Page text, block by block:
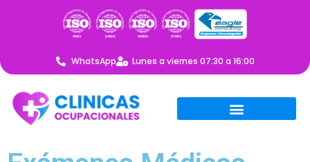
WhatsApp Lunes a viernes 07:30 a 16:00